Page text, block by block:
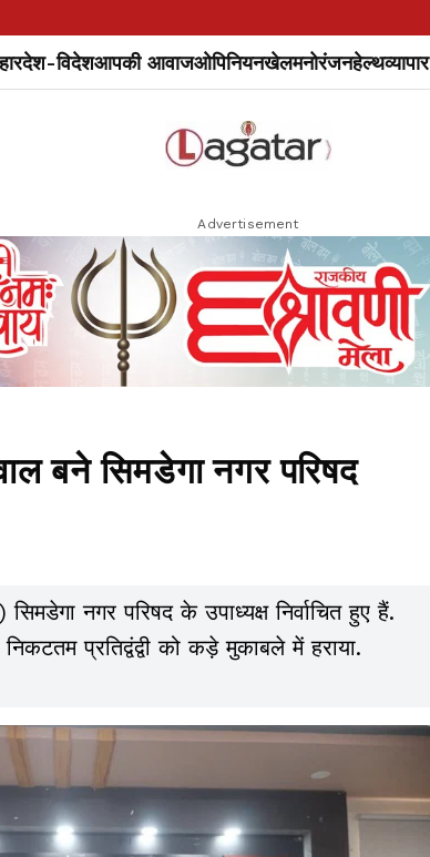
देश-विदेशआपकी आवाजओपिनियनखेलमनोरंजनहेल्थव्यापार
Advertisement
बने सिमडेगा नगर परिषद
नगर परिषद के उपाध्यक्ष निर्वाचित हुए हैं.
प्रतिद्वंद्वी को कड़े मुकाबले में हराया.